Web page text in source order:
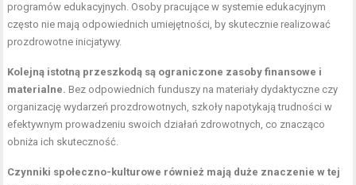
programów edukacyjnych. Osoby pracujące w systemie edukacyjnym
często nie mają odpowiednich umiejętności, by skutecznie realizować
prozdrowotne inicjatywy.
Kolejną istotną przeszkodą są ograniczone zasoby finansowe i
materialne. Bez odpowiednich funduszy na materiały dydaktyczne czy
organizację wydarzeń prozdrowotnych, szkoły napotykają trudności w
efektywnym prowadzeniu swoich działań zdrowotnych, co znacząco
obniża ich skuteczność.
Czynniki społeczno-kulturowe również mają duże znaczenie w tej